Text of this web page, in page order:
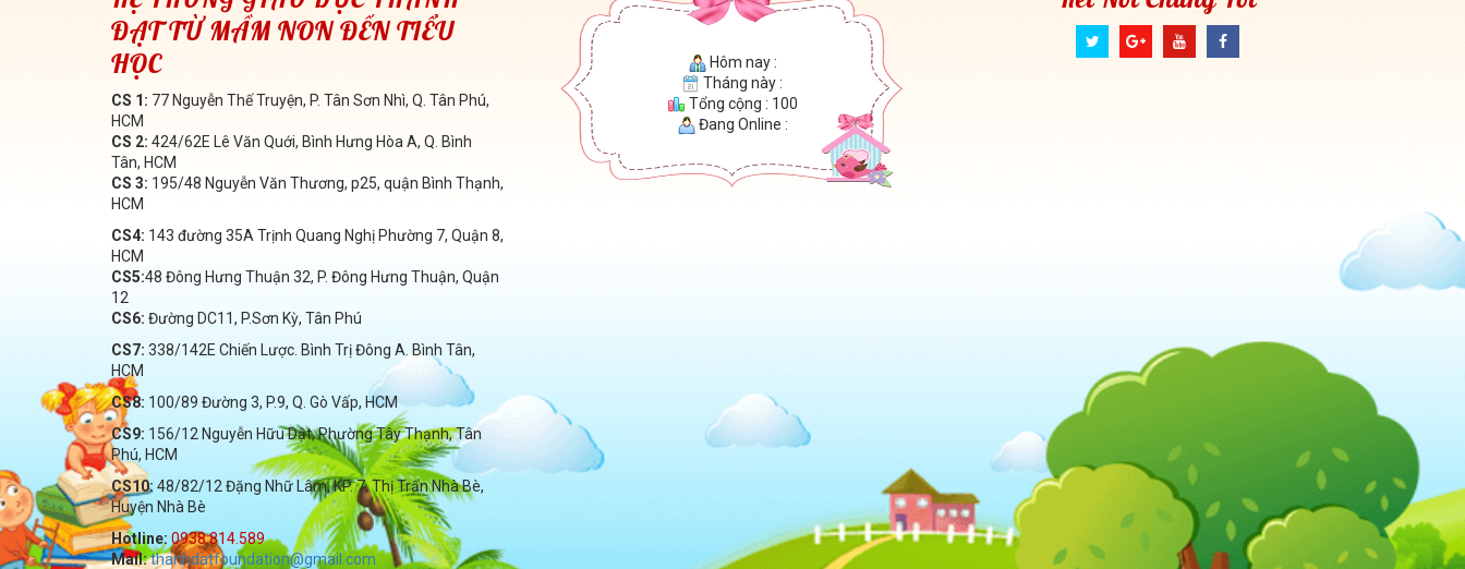
ĐẠT TỪ MẦM NON ĐẾN TIỂU
HỌC
CS 1: 77 Nguyễn Thế Truyện, P. Tân Sơn Nhì, Q. Tân Phú,
HCM
CS 2: 424/62E Lê Văn Quới, Bình Hưng Hòa A, Q. Bình
Tân, HCM
CS 3: 195/48 Nguyễn Văn Thương, p25, quận Bình Thạnh,
HCM
CS4: 143 đường 35A Trịnh Quang Nghị Phường 7, Quận 8,
HCM
CS5:48 Đông Hưng Thuận 32, P. Đông Hưng Thuận, Quận
12
CS6: Đường DC11, P.Sơn Kỳ, Tân Phú
CS7: 338/142E Chiến Lược. Bình Trị Đông A. Bình Tân,
HCM
CS8: 100/89 Đường 3, P.9, Q. Gò Vấp, HCM
CS9: 156/12 Nguyễn Hữu Dật, Phường Tây Thạnh, Tân
Phú, HCM
CS10: 48/82/12 Đặng Nhữ Lâm, KP. 7, Thị Trấn Nhà Bè,
Huyện Nhà Bè
Hotline: 0938.814.589
Mail:thanhdatfoundation@gmail.com
Hôm nay :
Tháng này :
Tổng cộng : 100
Đang Online :